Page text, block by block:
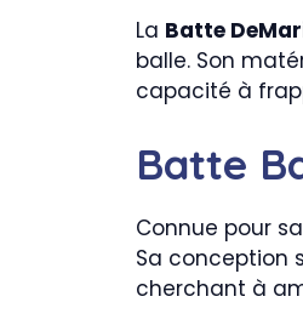
La Batte
balle. Son
capacité à
Batte
Connue pour
Sa conception
cherchant à